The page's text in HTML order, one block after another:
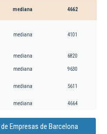
mediana 4662
mediana 4101
mediana 6820
mediana 9630
mediana 5611
mediana 4664
Empresas de Barcelona